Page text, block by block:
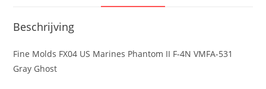
Beschrijving
Fine Molds FX04 US Marines Phantom II F-4N VMFA-531
Gray Ghost